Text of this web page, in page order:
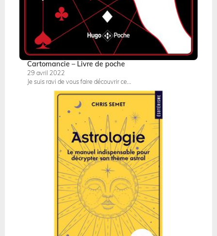
Cartomancie – Livre de poche
29 avril 2022
Je suis ravi de vous faire découvrir ce...